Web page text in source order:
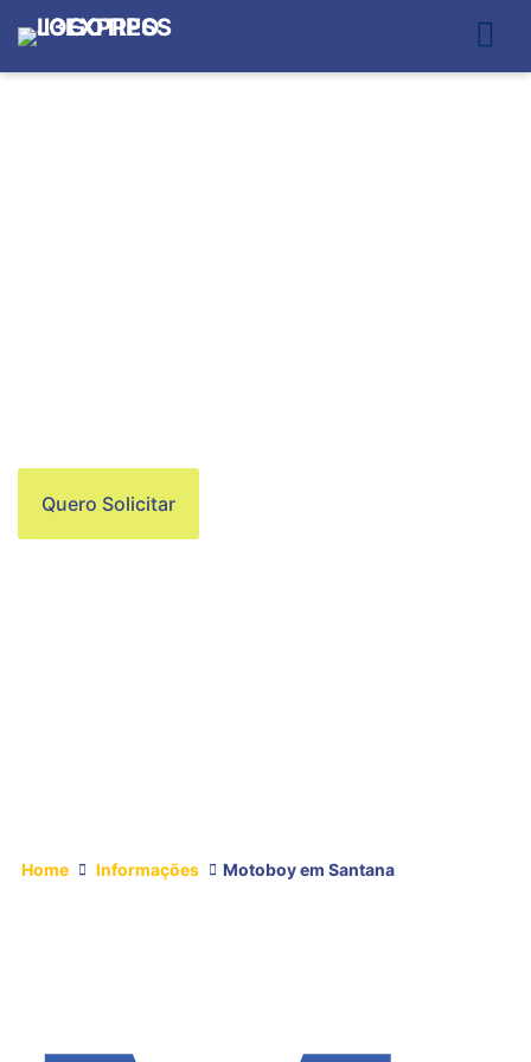
Quero Solicitar
Home Informações Motoboy em Santana